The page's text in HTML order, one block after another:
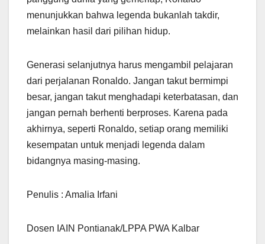
menunjukkan bahwa legenda bukanlah takdir,
melainkan hasil dari pilihan hidup.
Generasi selanjutnya harus mengambil pelajaran
dari perjalanan Ronaldo. Jangan takut bermimpi
besar, jangan takut menghadapi keterbatasan, dan
jangan pernah berhenti berproses. Karena pada
akhirnya, seperti Ronaldo, setiap orang memiliki
kesempatan untuk menjadi legenda dalam
bidangnya masing-masing.
Penulis : Amalia Irfani
Dosen IAIN Pontianak/LPPA PWA Kalbar